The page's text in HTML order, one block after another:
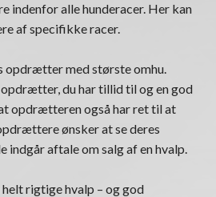
indenfor alle hunderacer. Her kan
af specifikke racer.
opdrætter med største omhu.
du har tillid til og en god
opdrætteren også har ret til at
ønsker at se deres
indgår aftale om salg af en hvalp.
rigtige hvalp – og god